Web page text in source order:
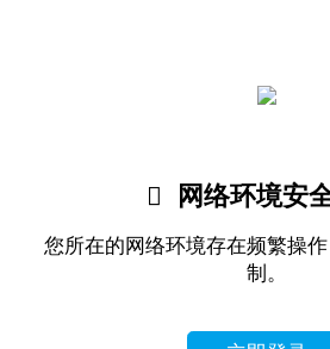
 网络环境安
您所在的网络环境存在频繁操
制。